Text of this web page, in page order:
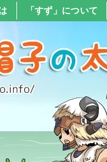
「すず」について